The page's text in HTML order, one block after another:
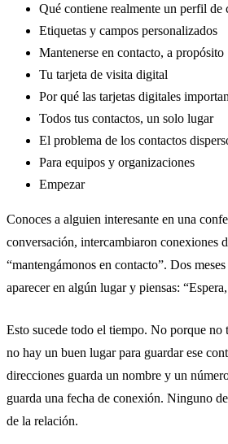
Qué contiene realmente un perfil de
Etiquetas y campos personalizados
Mantenerse en contacto, a propósito
Tu tarjeta de visita digital
Por qué las tarjetas digitales
Todos tus contactos, un solo lugar
El problema de los contactos
Para equipos y organizaciones
Empezar
Conoces a alguien interesante en una
conversación, intercambiaron conexiones
“mantengámonos en contacto”. Dos
aparecer en algún lugar y piensas:
Esto sucede todo el tiempo. No porque no
no hay un buen lugar para guardar ese
direcciones guarda un nombre y un
guarda una fecha de conexión. Ninguno
de la relación.